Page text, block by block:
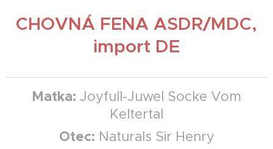
CHOVNÁ FENA ASDR/MDC,
import DE
Matka: Joyfull-Juwel Socke Vom
Keltertal
Otec: Naturals Sir Henry